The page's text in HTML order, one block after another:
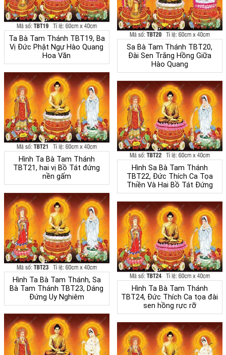
Ta Bà Tam Thánh TBT19, Ba
Vị Đức Phật Ngự Hào Quang
Hoa Văn
Sa Bà Tam Thánh TBT20,
Đài Sen Trắng Hồng Giữa
Hào Quang
Hình Ta Bà Tam Thánh
TBT21, hai vị Bồ Tát đứng
nền gấm
Hình Sa Bà Tam Thánh
TBT22, Đức Thích Ca Tọa
Thiền Và Hai Bồ Tát Đứng
Hình Ta Bà Tam Thánh, Sa
Bà Tam Thánh TBT23, Dáng
Đứng Uy Nghiêm
Hình Ta Bà Tam Thánh
TBT24, Đức Thích Ca tọa đài
sen hồng rực rỡ